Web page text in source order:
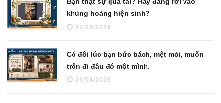
khủng hoảng hiện sinh?
29/04/2026
Có đôi lúc bạn bức bách, mệt mỏi, muốn
trốn đi đâu đó một mình.
29/04/2026